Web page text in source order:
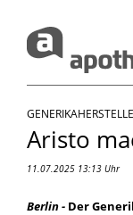
Aristo
11.07.2025 13:13 Uhr
Berlin - Der